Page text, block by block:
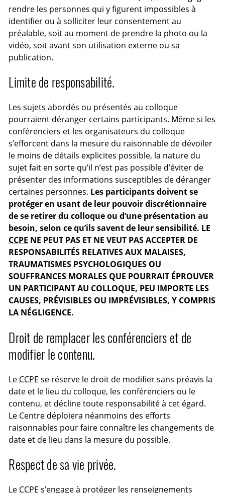
rendre les personnes qui y figurent impossibles à
identifier ou à solliciter leur consentement au
préalable, soit au moment de prendre la photo ou la
vidéo, soit avant son utilisation externe ou sa
publication.
Limite de responsabilité.
Les sujets abordés ou présentés au colloque
pourraient déranger certains participants. Même si les
conférenciers et les organisateurs du colloque
s’efforcent dans la mesure du raisonnable de dévoiler
le moins de détails explicites possible, la nature du
sujet fait en sorte qu’il n’est pas possible d’éviter de
présenter des informations susceptibles de déranger
certaines personnes. Les participants doivent se
protéger en usant de leur pouvoir discrétionnaire
de se retirer du colloque ou d’une présentation au
besoin, selon ce qu’ils savent de leur sensibilité. LE
CCPE NE PEUT PAS ET NE VEUT PAS ACCEPTER DE
RESPONSABILITÉS RELATIVES AUX MALAISES,
TRAUMATISMES PSYCHOLOGIQUES OU
SOUFFRANCES MORALES QUE POURRAIT ÉPROUVER
UN PARTICIPANT AU COLLOQUE, PEU IMPORTE LES
CAUSES, PRÉVISIBLES OU IMPRÉVISIBLES, Y COMPRIS
LA NÉGLIGENCE.
Droit de remplacer les conférenciers et de
modifier le contenu.
Le CCPE se réserve le droit de modifier sans préavis la
date et le lieu du colloque, les conférenciers ou le
contenu, et décline toute responsabilité à cet égard.
Le Centre déploiera néanmoins des efforts
raisonnables pour faire connaître les changements de
date et de lieu dans la mesure du possible.
Respect de sa vie privée.
Le CCPE s’engage à protéger les renseignements